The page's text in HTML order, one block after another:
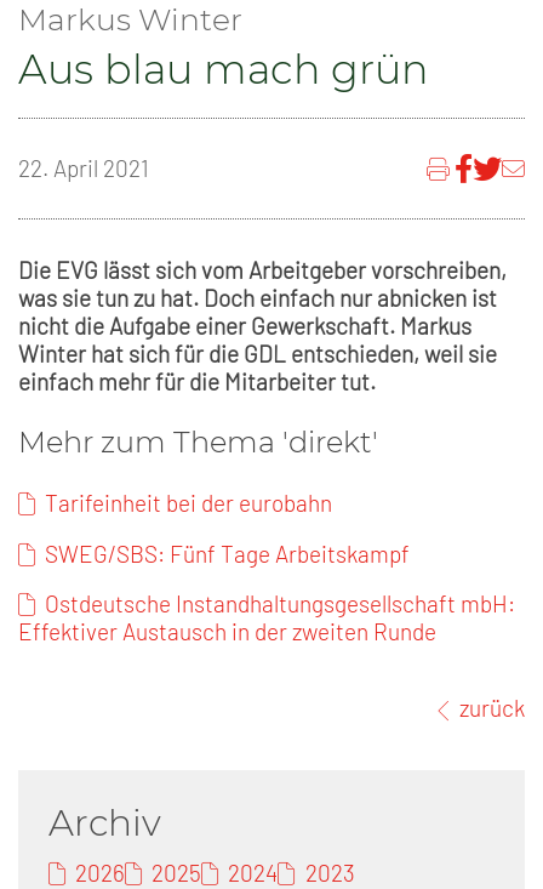
Markus Winter
Aus blau mach grün
22. April 2021
Die EVG lässt sich vom Arbeitgeber vorschreiben,
was sie tun zu hat. Doch einfach nur abnicken ist
nicht die Aufgabe einer Gewerkschaft. Markus
Winter hat sich für die GDL entschieden, weil sie
einfach mehr für die Mitarbeiter tut.
Mehr zum Thema 'direkt'
Tarifeinheit bei der eurobahn
SWEG/SBS: Fünf Tage Arbeitskampf
Ostdeutsche Instandhaltungsgesellschaft mbH:
Effektiver Austausch in der zweiten Runde
zurück
Archiv
2026 2025 2024 2023